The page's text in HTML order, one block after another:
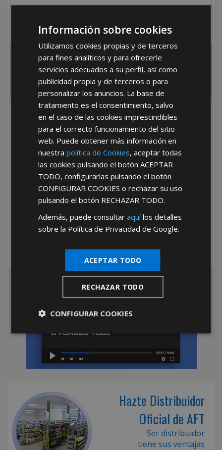
España
Portugal Otros
He leído y acepto laPolítica de Privacidad
*Abstenerse particulares, sólo venta a tiendas y empresas minoristas y
Hazte Distribuidor
Oficial de AFT
Ser distribuidor
tiene sus ventajas
Información sobre cookies
Utilizamos cookies propias y de terceros
para fines analíticos y para ofrecerle
servicios adecuados a su perfil, así como
publicidad propia y de terceros o para
personalizar los anuncios. La base de
tratamiento es el consentimiento, salvo
en el caso de las cookies imprescindibles
para el correcto funcionamiento del sitio
web. Puede obtener más información en
nuestrapolítica de Cookies, aceptar todas
las cookies pulsando el botónACEPTAR
TODO, configurarlas pulsando el botón
CONFIGURAR COOKIES o rechazar su uso
pulsando el botón RECHAZAR TODO.
Además, puede consultaraquílos detalles
sobre la Política de Privacidad de Google.
ACEPTAR TODO
RECHAZAR TODO
CONFIGURAR COOKIES